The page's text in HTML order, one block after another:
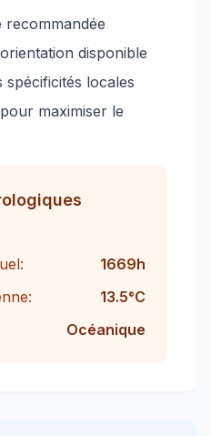
recommandée
disponible
spécificités locales
maximiser le
1669h
13.5°C
Océanique